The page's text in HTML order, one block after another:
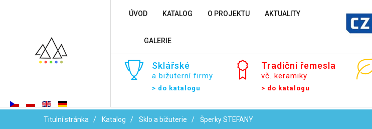
ÚVOD KATALOG O PROJEKTU AKTUALITY
GALERIE
Sklářské
a bižuterní firmy
> do katalogu
Tradiční řemesla
vč. keramiky
> do katalogu
Titulní stránka Katalog Sklo a bižuterie Šperky STEFANY
Vaše jméno